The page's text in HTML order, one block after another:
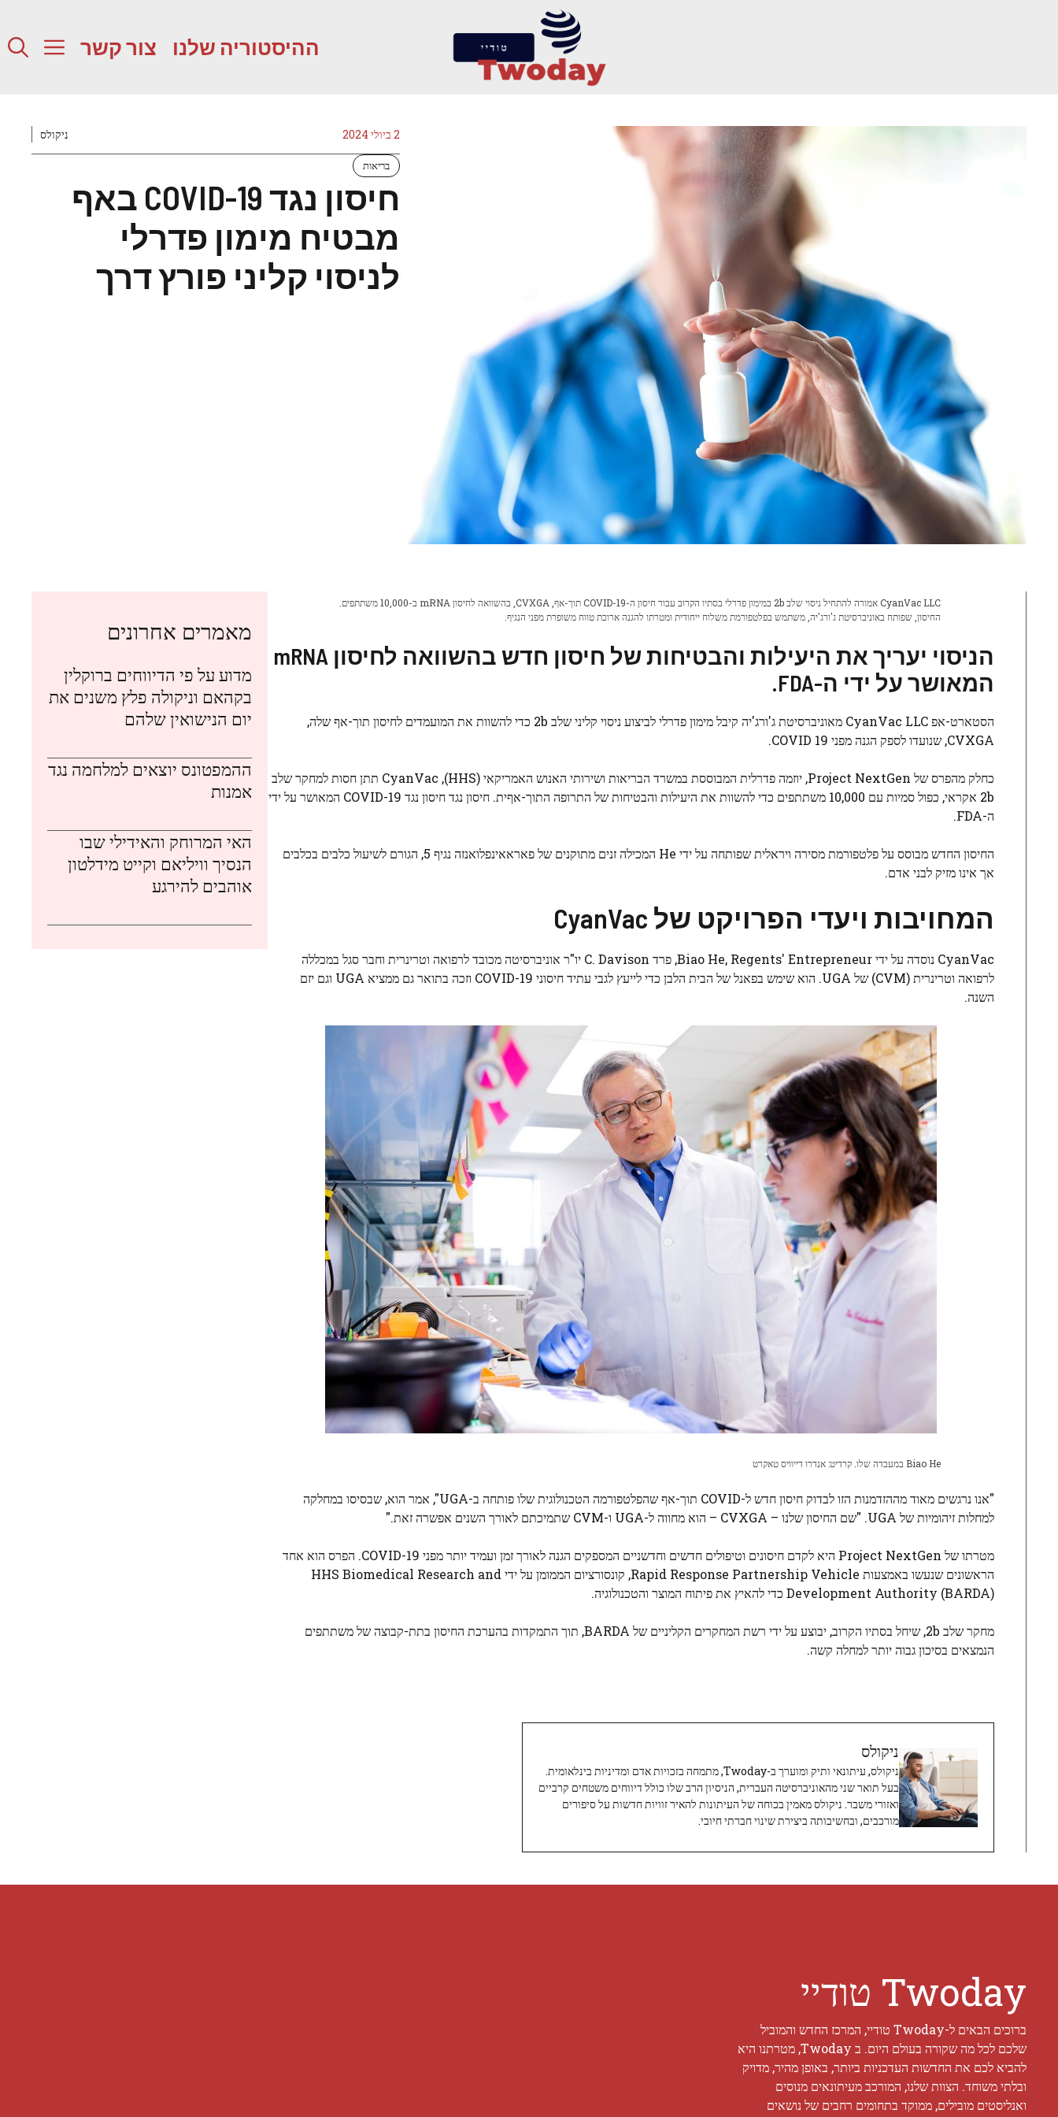
ההיסטוריה שלנו צור קשר
2 ביולי 2024 ניקולס
בריאות
חיסון נגד COVID-19 באף
מבטיח מימון פדרלי
לניסוי קליני פורץ דרך
CyanVac LLC אמורה להתחיל ניסוי שלב 2b במימון פדרלי בסתיו הקרוב עבור חיסון ה-COVID-19 תוך-אף, CVXGA, בהשוואה לחיסון mRNA ב-10,000 משתתפים.
החיסון, שפותח באוניברסיטת ג'ורג'יה, משתמש בפלטפורמת משלוח ייחודית ומטרתו להגנה ארוכת טווח משופרת מפני הנגיף.
הניסוי יעריך את היעילות והבטיחות של חיסון חדש בהשוואה לחיסון mRNA
המאושר על ידי ה-FDA.
הסטארט-אפ CyanVac LLC מאוניברסיטת ג'ורג'יה קיבל מימון פדרלי לביצוע ניסוי קליני שלב 2b כדי להשוות את המועמדים לחיסון תוך-אף שלה,
CVXGA, שנועדו לספק הגנה מפני
COVID 19
.
כחלק מהפרס של Project NextGen, יוזמה פדרלית המבוססת במשרד הבריאות ושירותי האנוש האמריקאי (HHS), CyanVac תתן חסות למחקר שלב
2b אקראי, כפול סמיות עם 10,000 משתתפים כדי להשוות את היעילות והבטיחות של התרופה התוך-אףית. חיסון נגד חיסון נגד COVID-19 המאושר על ידי
ה-FDA.
החיסון החדש מבוסס על פלטפורמת מסירה ויראלית שפותחה על ידי He המכילה זנים מתוקנים של פאראאינפלואנזה נגיף
5, הגורם לשיעול כלבים בכלבים
אך אינו מזיק לבני אדם.
המחויבות ויעדי הפרויקט של CyanVac
CyanVac נוסדה על ידי Biao He, Regents' Entrepreneur, פרד C. Davison יו"ר אוניברסיטה מכובד לרפואה וטרינרית וחבר סגל במכללה
לרפואה וטרינרית (CVM) של UGA. הוא שימש בפאנל של הבית הלבן כדי לייעץ לגבי עתיד חיסוני COVID-19 וזכה בתואר גם ממציא UGA וגם יזם
השנה.
Biao He במעבדה שלו. קרדיט: אנדרו דייוויס טאקרט
"אנו נרגשים מאוד מההזדמנות הזו לבדוק חיסון חדש ל-COVID תוך-אף שהפלטפורמה הטכנולוגית שלו פותחה ב-UGA", אמר הוא, שבסיסו במחלקה
למחלות זיהומיות של UGA. "שם החיסון שלנו – CVXGA – הוא מחווה ל-UGA ו-CVM שתמיכתם לאורך השנים אפשרה זאת."
מטרתו של Project NextGen היא לקדם חיסונים וטיפולים חדשים וחדשניים המספקים הגנה לאורך זמן ועמיד יותר מפני COVID-19. הפרס הוא אחד
הראשונים שנעשו באמצעות Rapid Response Partnership Vehicle, קונסורציום הממומן על ידי HHS Biomedical Research and
Development Authority (BARDA) כדי להאיץ את פיתוח המוצר והטכנולוגיה.
מחקר שלב 2b, שיחל בסתיו הקרוב, יבוצע על ידי רשת המחקרים הקליניים של BARDA, תוך התמקדות בהערכת החיסון בתת-קבוצה של משתתפים
הנמצאים בסיכון גבוה יותר למחלה קשה.
ניקולס
ניקולס, עיתונאי ותיק ומוערך ב-Twoday, מתמחה בזכויות אדם ומדיניות בינלאומית.
בעל תואר שני מהאוניברסיטה העברית, הניסיון הרב שלו כולל דיווחים משטחים קרביים
ואזורי משבר. ניקולס מאמין בכוחה של העיתונות להאיר זוויות חדשות על סיפורים
מורכבים, ובחשיבותה ביצירת שינוי חברתי חיובי.
מאמרים אחרונים
מדוע על פי הדיווחים ברוקלין
בקהאם וניקולה פלץ משנים את
יום הנישואין שלהם
ההמפטונס יוצאים למלחמה נגד
אמנות
האי המרוחק והאידילי שבו
הנסיך וויליאם וקייט מידלטון
אוהבים להירגע
Twoday טודיי
ברוכים הבאים ל-Twoday טודיי, המרכז החדש והמוביל
שלכם לכל מה שקורה בעולם היום. ב Twoday, מטרתנו היא
להביא לכם את החדשות העדכניות ביותר, באופן מהיר, מדויק
ובלתי משוחד. הצוות שלנו, המורכב מעיתונאים מנוסים
ואנליסטים מובילים, ממוקד בתחומים רחבים של נושאים